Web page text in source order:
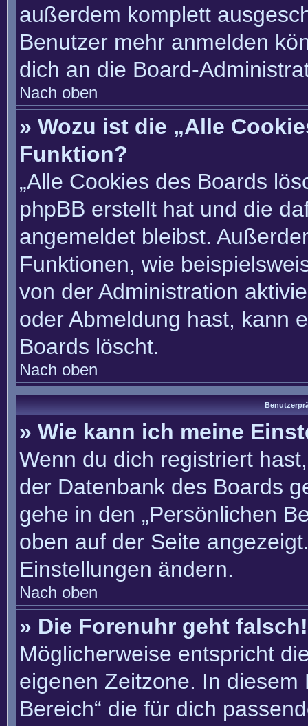
außerdem komplett
Benutzer mehr anmelden
dich an die Board-
Nach oben
» Wozu ist die „Alle
Funktion?
„Alle Cookies des Boards
phpBB erstellt hat und die
angemeldet bleibst.
Funktionen, wie
von der Administration
oder Abmeldung hast, kann
Boards löscht.
Nach oben
» Wie kann ich meine
Wenn du dich registriert
der Datenbank des Boards
gehe in den „Persönlichen
oben auf der Seite
Einstellungen ändern.
Nach oben
» Die Forenuhr geht falsch!
Möglicherweise entspricht
eigenen Zeitzone. In diesem
Bereich“ die für dich